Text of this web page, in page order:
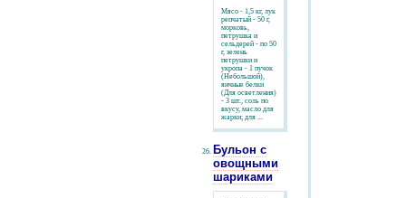
Мясо - 1,5 кг, лук
репчатый - 50 г,
морковь,
петрушка и
сельдерей - по 50
г, зелень
петрушки и
укропа - 1 пучок
(Небольшой),
яичные белки
(Для осветления)
- 3 шт., соль по
вкусу, масло для
жарки; для ...
Бульон с
овощными
шариками